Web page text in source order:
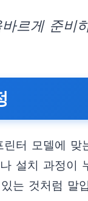
르게 준
터 모델에
설치 과정
는 것처럼 말